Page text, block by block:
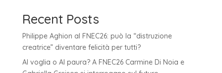
Recent Posts
Philippe Aghion al FNEC26: può la “distruzione
creatrice” diventare felicità per tutti?
AI voglia o AI paura? A FNEC26 Carmine Di Noia e